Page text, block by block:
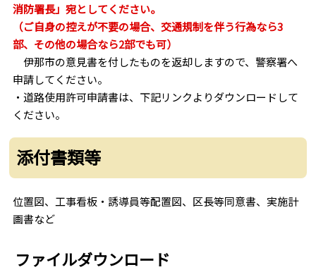
消防署長」宛としてください。
（ご自身の控えが不要の場合、交通規制を伴う行為なら3
部、その他の場合なら2部でも可）
伊那市の意見書を付したものを返却しますので、警察署へ
申請してください。
・道路使用許可申請書は、下記リンクよりダウンロードして
ください。
添付書類等
位置図、工事看板・誘導員等配置図、区長等同意書、実施計
画書など
ファイルダウンロード